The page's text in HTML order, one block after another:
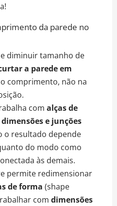
da parede no
diminuir tamanho de
a parede em
comprimento, não na
com alças de
e junções
o resultado depende
do modo como
às demais.
permite redimensionar
de forma (shape
com dimensões